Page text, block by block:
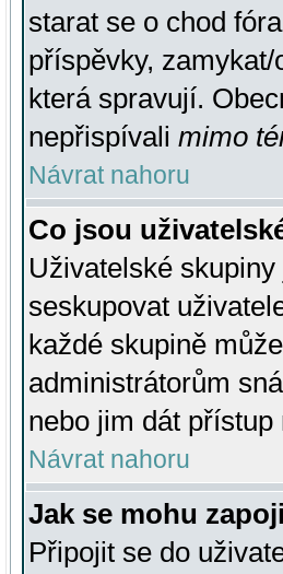
starat se o chod
příspěvky,
která spravují.
nepřispívali mimo
Návrat nahoru
Co jsou
Uživatelské
seskupovat
každé skupině
administrátorům
nebo jim dát
Návrat nahoru
Jak se mohu
Připojit se do